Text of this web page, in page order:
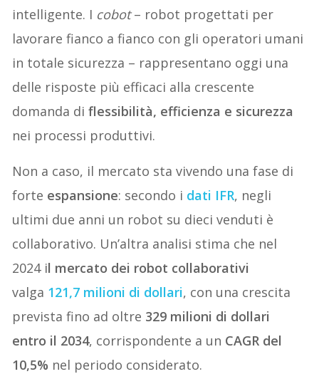
intelligente. I cobot– robot progettati per
lavorare fianco a fianco con gli operatori umani
in totale sicurezza – rappresentano oggi una
delle risposte più efficaci alla crescente
domanda diflessibilità, efficienza e sicurezza
nei processi produttivi.
Non a caso, il mercato sta vivendo una fase di
forte espansione: secondo i dati IFR, negli
ultimi due anni un robot su dieci venduti è
collaborativo. Un’altra analisi stima che nel
2024 il mercato dei robot collaborativi
valga 121,7 milioni di dollari, con una crescita
prevista fino ad oltre 329 milioni di dollari
entro il 2034, corrispondente a un CAGR del
10,5% nel periodo considerato.